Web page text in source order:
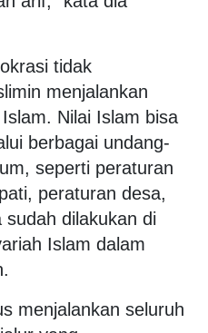
tidak
menjalankan
Nilai Islam bisa
berbagai undang-
seperti peraturan
peraturan desa,
dilakukan di
Islam dalam
menjalankan seluruh